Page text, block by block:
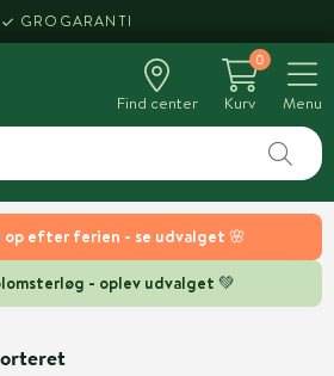
op efter ferien - se udvalget 🌸
- oplev udvalget 💚
GROGARANTI
Find center
0
Kurv
Menu